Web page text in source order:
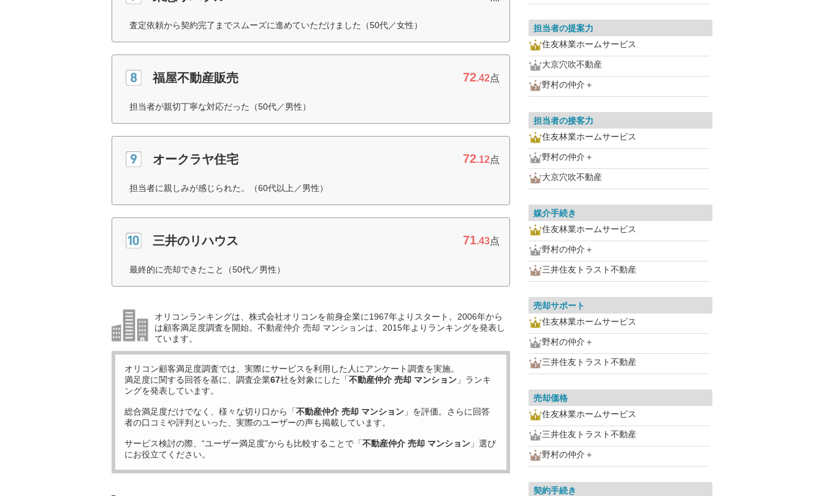
査定依頼から契約完了までスムーズに進めていただけました（50代／女性）
福屋不動産販売 72.42点
担当者が親切丁寧な対応だった（50代／男性）
オークラヤ住宅 72.12点
担当者に親しみが感じられた。（60代以上／男性）
三井のリハウス 71.43点
最終的に売却できたこと（50代／男性）
オリコンランキングは、株式会社オリコンを前身企業に1967年よりスタート。2006年から
は顧客満足度調査を開始。不動産仲介 売却 マンションは、2015年よりランキングを発表し
ています。
オリコン顧客満足度調査では、実際にサービスを利用した 人にアンケート調査を実施。
満足度に関する回答を基に、調査企業67社を対象にした「不動産仲介 売却 マンション 」ランキ
ングを発表しています。
総合満足度だけでなく、様々な切り口から「不動産仲介 売却 マンション 」を評価。さらに回答
者の口コミや評判といった、実際のユーザーの声も掲載しています。
サービス検討の際、“ユーザー満足度”からも比較することで「不動産仲介 売却 マンション 」選び
にお役立てください。
担当者の提案力
住友林業ホームサービス
大京穴吹不動産
野村の仲介＋
担当者の接客力
住友林業ホームサービス
野村の仲介＋
大京穴吹不動産
媒介手続き
住友林業ホームサービス
野村の仲介＋
三井住友トラスト不動産
売却サポート
住友林業ホームサービス
野村の仲介＋
三井住友トラスト不動産
売却価格
住友林業ホームサービス
三井住友トラスト不動産
野村の仲介＋
契約手続き